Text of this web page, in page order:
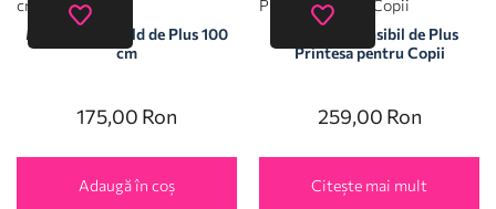
Motanul Garfield de Plus 100
cm
175,00 Ron
Adaugă în coș
Fotoliu Extensibil de Plus
Printesa pentru Copii
259,00 Ron
Citește mai mult